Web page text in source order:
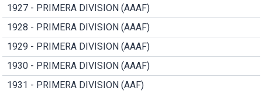
1927 - PRIMERA DIVISION (AAAF)
1928 - PRIMERA DIVISION (AAAF)
1929 - PRIMERA DIVISION (AAAF)
1930 - PRIMERA DIVISION (AAAF)
1931 - PRIMERA DIVISION (AAF)